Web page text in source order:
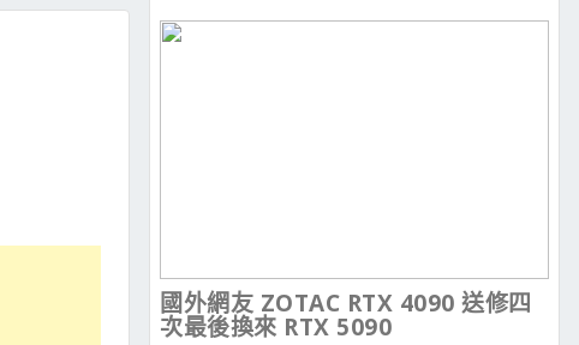
國外網友 ZOTAC RTX 4090 送修四
次最後換來 RTX 5090